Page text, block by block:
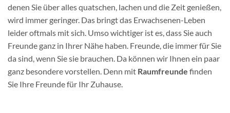
denen Sie über alles quatschen, lachen und die Zeit genießen,
wird immer geringer. Das bringt das Erwachsenen-Leben
leider oftmals mit sich. Umso wichtiger ist es, dass Sie auch
Freunde ganz in Ihrer Nähe haben. Freunde, die immer für Sie
da sind, wenn Sie sie brauchen. Da können wir Ihnen ein paar
ganz besondere vorstellen. Denn mit Raumfreunde finden
Sie Ihre Freunde für Ihr Zuhause.